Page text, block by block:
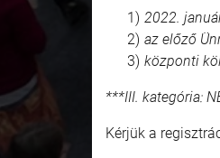
2022.
az előző
központi
***III. kategória:
Kérjük a